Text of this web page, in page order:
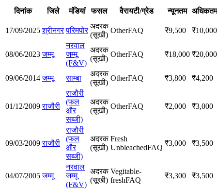
दिनांक जिले मंडियां फसल वैरायटी/ग्रेड न्यूनतम अधिकतम
17/09/2025 श्रीनगर परिमपोर
अदरक
(सूखी)
OtherFAQ ₹9,500 ₹10,000
08/06/2023 जम्मू
नरवाल
जम्मू
(F&V)
अदरक
(सूखी)
OtherFAQ ₹18,000 ₹20,000
09/06/2014 जम्मू साम्बा
अदरक
(सूखी)
OtherFAQ ₹3,800 ₹4,200
01/12/2009 राजौरी
राजौरी
(फल
और
सब्जी)
अदरक
(सूखी)
OtherFAQ ₹2,000 ₹3,000
09/03/2009 राजौरी
राजौरी
(फल
और
सब्जी)
अदरक
(सूखी)
Fresh
UnbleachedFAQ
₹3,000 ₹3,500
04/07/2005 जम्मू
नरवाल
जम्मू
(F&V)
अदरक
(सूखी)
Vegitable-
freshFAQ
₹3,300 ₹3,500